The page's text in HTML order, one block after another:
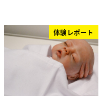
体験レポート